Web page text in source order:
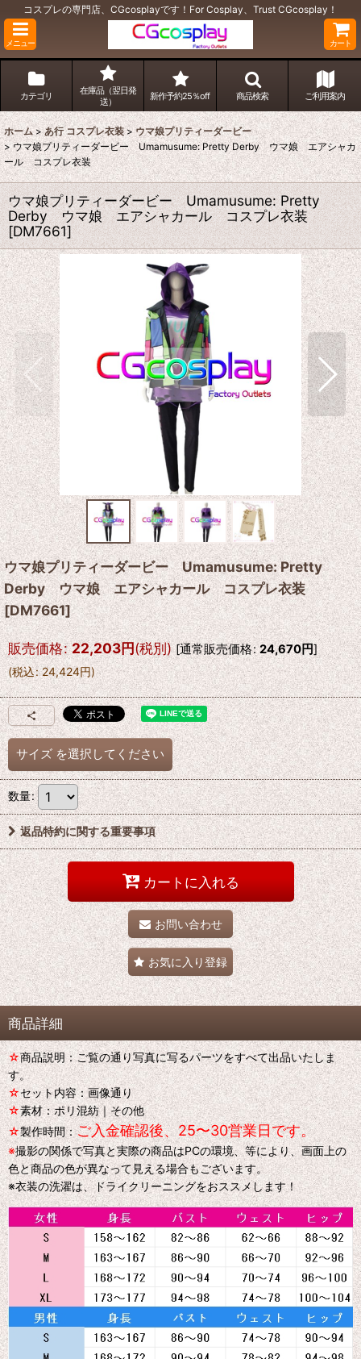
コスプレの専門店、CGcosplayです！For Cosplay、Trust CGcosplay！
メニュー カート
カテゴリ
在庫品（翌日発
送）
新作予約25％off 商品検索 ご利用案内
ホーム > あ行 コスプレ衣装 > ウマ娘プリティーダービー
> ウマ娘プリティーダービー Umamusume: Pretty Derby ウマ娘 エアシャカ
ール コスプレ衣装
ウマ娘プリティーダービー Umamusume: Pretty
Derby ウマ娘 エアシャカール コスプレ衣装
[DM7661]
ウマ娘プリティーダービー Umamusume: Pretty
Derby ウマ娘 エアシャカール コスプレ衣装
[DM7661]
販売価格: 22,203円(税別) [通常販売価格: 24,670円]
(税込: 24,424円)
サイズ を選択してください
数量:
返品特約に関する重要事項
カートに入れる
お問い合わせ
お気に入り登録
商品詳細
☆商品説明：ご覧の通り写真に写るパーツをすべて出品いたしま
す。
☆セット内容：画像通り
☆素材：ポリ混紡｜その他
☆製作時間：ご入金確認後、25〜30営業日です。
※撮影の関係で写真と実際の商品はPCの環境、等により、画面上の
色と商品の色が異なって見える場合もございます。
※衣装の洗濯は、ドライクリーニングをおススメします！